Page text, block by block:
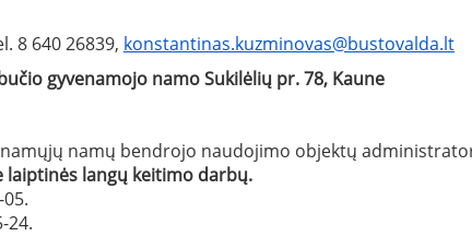
8 640 26839, konstantinas.kuzminovas@bustovalda.lt
gyvenamojo namo Sukilėlių pr. 78, Kaune
namų bendrojo naudojimo objektų
laiptinės langų keitimo darbų.
24.